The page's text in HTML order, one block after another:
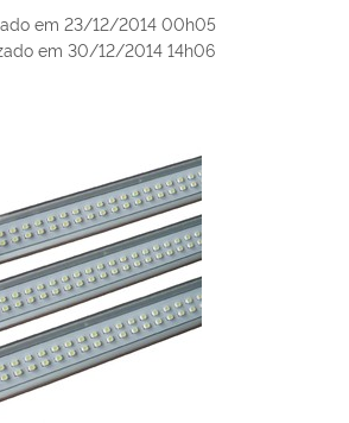
em 23/12/2014 00h05
em 30/12/2014 14h06